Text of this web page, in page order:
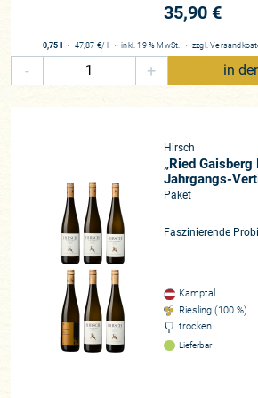
35,90 €
0,75 l ・ 47,87 €/ l ・inkl. 19 % MwSt. ・ zzgl.
- + in
Hirsch
„Ried
Jahrgangs-
Paket
Faszinierende
Kamptal
Riesling (100 %)
trocken
Lieferbar